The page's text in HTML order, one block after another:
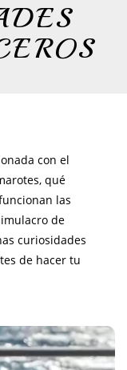
con el
qué
las
de
curiosidades
de hacer tu